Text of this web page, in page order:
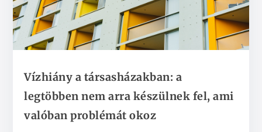
Vízhiány a társasházakban: a
legtöbben nem arra készülnek fel, ami
valóban problémát okoz